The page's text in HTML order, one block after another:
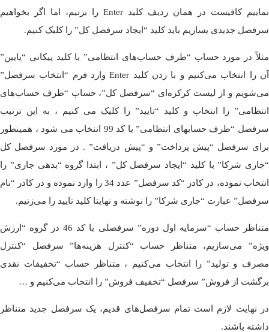
نماییم کافیست در همان ردیف کلید Enter را بزنیم، اما اگر بخواهیم
سرفصل جدیدی بسازیم باید کلید “ایجاد سرفصل کل” را کلیک کنیم.
مثلاً در مورد حساب “طرف حساب‌های انتظامی” با کلید پیکانی “پایین”
آن را انتخاب می‌کنیم و با زدن کلید Enter وارد فرم “انتخاب سرفصل”
می‌شویم و از لیست کرکره‌ای “سرفصل کل”، حساب “طرف حساب‌های
انتظامی” را انتخاب و کلید “تایید” را کلیک می کنیم ، به این ترتیب
سرفصل “طرف حسابهای انتظامی” با کد 99 انتخاب می شود ، همینطور
برای سرفصل “پیش پرداخت” و “پیش دریافت” . در مورد سرفصل کل
“جاری شرکا” با کلید “ایجاد سرفصل کل” ، ابتدا گروه “بدهی جاری” را
انتخاب نموده، در کادر “کد سرفصل” عدد 34 را وارد نموده و در کادر “نام
سرفصل” عبارت “جاری شرکا” را نوشته و نهایتا کلید تایید را می‌زنیم.
متناظر حساب “سرمایه اول دوره” سرفصلی با کد 46 در گروه “ارزش
ویژه” می‌سازیم، متناظر حساب “کنترل هزینه‌ها” سرفصل “کنترل
مصرف و تولید” را انتخاب می‌کنیم ، متناظر حساب “تخفیفات نقدی
برگشت از فروش” سرفصل “تخفیف فروش” را انتخاب می‌کنیم و …
در نهایت لازم است تمام سرفصل‌های قدیم، یک سرفصل جدید متناظر
داشته باشند.